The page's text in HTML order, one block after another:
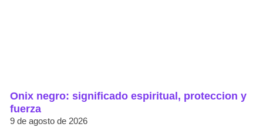
Onix negro: significado espiritual, proteccion y
fuerza
9 de agosto de 2026